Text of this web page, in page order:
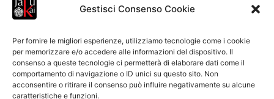
Gestisci Consenso Cookie
Per fornire le migliori esperienze, utilizziamo tecnologie come i cookie
per memorizzare e/o accedere alle informazioni del dispositivo. Il
consenso a queste tecnologie ci permetterà di elaborare dati come il
comportamento di navigazione o ID unici su questo sito. Non
acconsentire o ritirare il consenso può influire negativamente su alcune
caratteristiche e funzioni.